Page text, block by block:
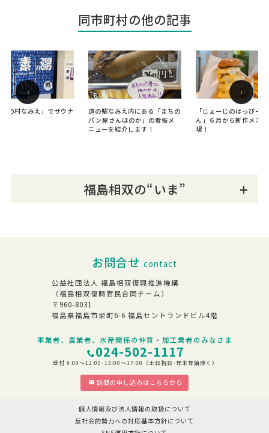
同市町村の他の記事
の村なみえ」でサウナ
道の駅なみえ内にある「まちの
パン屋さんほのか」の看板メ
ニューを紹介します！
「じょーじのはっぴー
ん」６月から新作メニ
場！
‹ ›
福島相双の“いま”
お問合せ contact
公益社団法人 福島相双復興推進機構
（福島相双復興官民合同チーム）
〒960-8031
福島県福島市栄町6-6 福島セントランドビル4階
事業者、農業者、水産関係の仲買・加工業者のみなさま
024-502-1117
受付 9:00～12:00･13:00～17:00（土日祝日･年末年始除く）
訪問の申し込みはこちらから
個人情報及び法人情報の取扱について
反社会的勢力への対応基本方針について